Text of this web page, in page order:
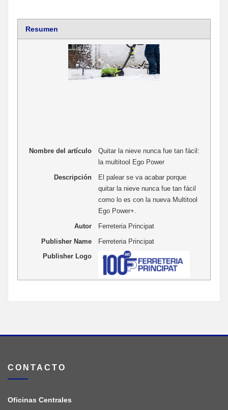
Resumen
Nombre del artículo
Quitar la nieve nunca fue tan fácil:
la multitool Ego Power
Descripción
El palear se va acabar porque
quitar la nieve nunca fue tan fácil
como lo es con la nueva Multitool
Ego Power+.
Autor
Ferreteria Principat
Publisher Name
Ferreteria Principat
Publisher Logo
CONTACTO
Oficinas Centrales